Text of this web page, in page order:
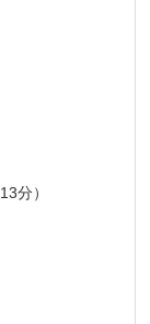
分）